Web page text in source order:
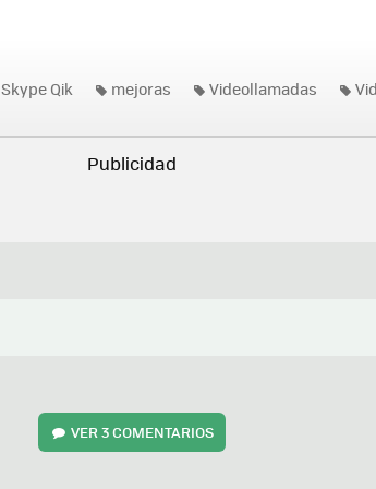
Skype Qik mejoras Videollamadas
VER3 COMENTARIOS